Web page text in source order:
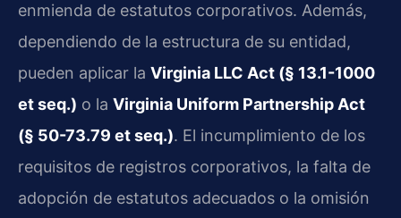
enmienda de estatutos corporativos. Además,
dependiendo de la estructura de su entidad,
pueden aplicar la Virginia LLC Act (§ 13.1-1000
et seq.) o la Virginia Uniform Partnership Act
(§ 50-73.79 et seq.). El incumplimiento de los
requisitos de registros corporativos, la falta de
adopción de estatutos adecuados o la omisión